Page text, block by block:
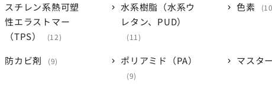
スチレン系熱可塑
性エラストマー
（TPS）
12
水系樹脂（水系ウ
レタン、PUD）
11
色素
防カビ剤 9 ポリアミド（PA）
9
マスタ